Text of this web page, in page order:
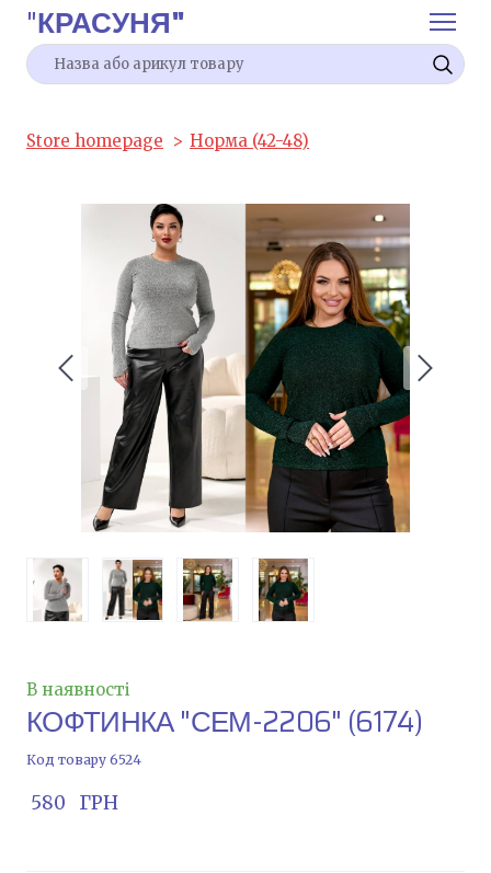
"КРАСУНЯ"
Store homepage Норма (42-48)
В наявності
КОФТИНКА "СЕМ-2206" (6174)
Код товару 6524
580   ГРН